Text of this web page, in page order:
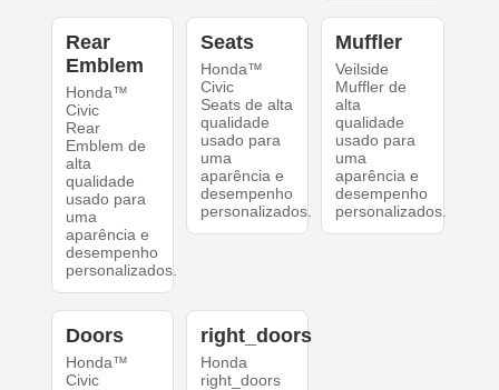
Rear
Emblem
Honda™
Civic
Rear
Emblem de
alta
qualidade
usado para
uma
aparência e
desempenho
personalizados.
Seats
Honda™
Civic
Seats de alta
qualidade
usado para
uma
aparência e
desempenho
personalizados.
Muffler
Veilside
Muffler de
alta
qualidade
usado para
uma
aparência e
desempenho
personalizados.
Doors
Honda™
Civic
right_doors
Honda
right_doors